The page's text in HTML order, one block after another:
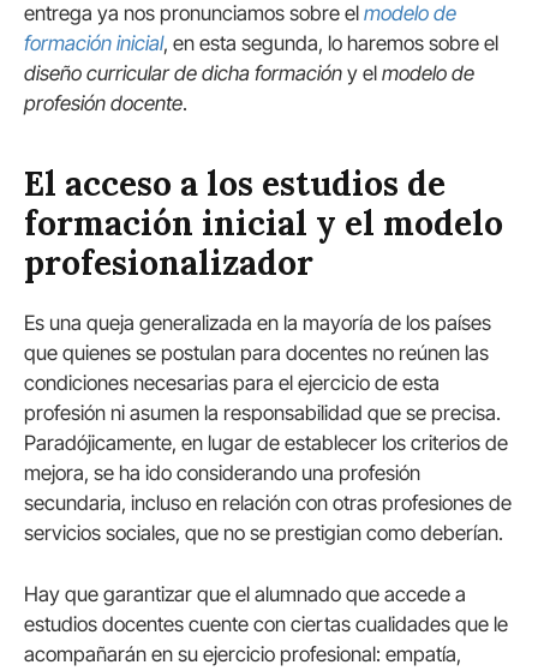
entrega ya nos pronunciamos sobre el modelo de
formación inicial, en esta segunda, lo haremos sobre el
diseño curricular de dicha formación y el modelo de
profesión docente.
El acceso a los estudios de
formación inicial y el modelo
profesionalizador
Es una queja generalizada en la mayoría de los países
que quienes se postulan para docentes no reúnen las
condiciones necesarias para el ejercicio de esta
profesión ni asumen la responsabilidad que se precisa.
Paradójicamente, en lugar de establecer los criterios de
mejora, se ha ido considerando una profesión
secundaria, incluso en relación con otras profesiones de
servicios sociales, que no se prestigian como deberían.
Hay que garantizar que el alumnado que accede a
estudios docentes cuente con ciertas cualidades que le
acompañarán en su ejercicio profesional: empatía,